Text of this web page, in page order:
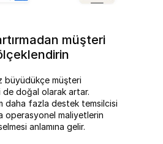
müşteri
büyüdükçe müşteri
de doğal olarak artar.
daha fazla destek temsilcisi
operasyonel maliyetlerin
anlamına gelir.